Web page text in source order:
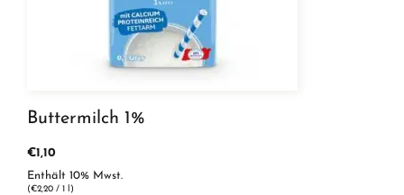
Buttermilch 1%
€1,10
Enthält 10% Mwst.
(€2,20 / 1 l)